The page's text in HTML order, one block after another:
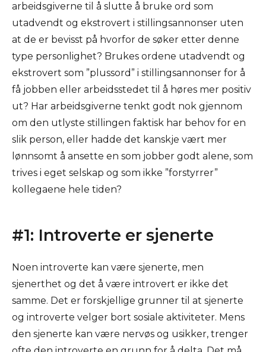
arbeidsgiverne til å slutte å bruke ord som
utadvendt og ekstrovert i stillingsannonser uten
at de er bevisst på hvorfor de søker etter denne
type personlighet? Brukes ordene utadvendt og
ekstrovert som ”plussord ” i stillingsannonser for å
få jobben eller arbeidsstedet til å høres mer positiv
ut? Har arbeidsgiverne tenkt godt nok gjennom
om den utlyste stillingen faktisk har behov for en
slik person, eller hadde det kanskje vært mer
lønnsomt å ansette en som jobber godt alene, som
trives i eget selskap og som ikke ”forstyrrer”
kollegaene hele tiden?
#1: Introverte er sjenerte
Noen introverte kan være sjenerte, men
sjenerthet og det å være introvert er ikke det
samme. Det er forskjellige grunner til at sjenerte
og introverte velger bort sosiale aktiviteter. Mens
den sjenerte kan være nervøs og usikker, trenger